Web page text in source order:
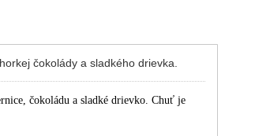
čokolády a sladkého drievka.
čokoládu a sladké drievko. Chuť je